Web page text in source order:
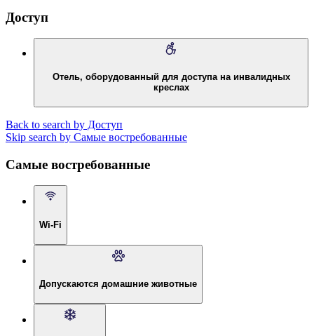
Доступ
Отель, оборудованный для доступа на инвалидных
креслах
Back to search by Доступ
Skip search by Самые востребованные
Самые востребованные
Wi-Fi
Допускаются домашние животные